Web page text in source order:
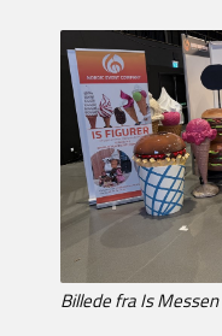
Billede fra Is